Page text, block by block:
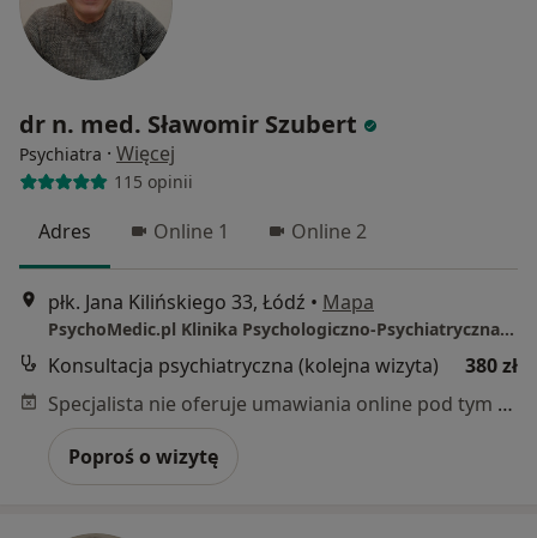
dr n. med. Sławomir Szubert
Psychiatra · Więcej
115 opinii
Adres Online 1 Online 2
płk. Jana Kilińskiego 33, Łódź • Mapa
PsychoMedic.pl Klinika Psychologiczno-Psychiatryczna Łódź (ul. Kilińskiego 33, Śródmieście)
Konsultacja psychiatryczna (kolejna wizyta)
380 zł
Specjalista nie oferuje umawiania online pod tym adresem.
Poproś o wizytę